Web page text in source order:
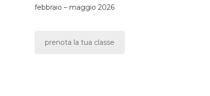
febbraio – maggio 2026
prenota la tua classe